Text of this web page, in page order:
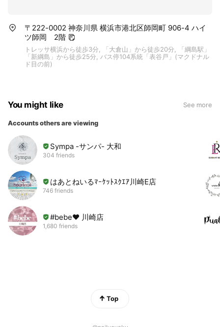
〒222-0002 神奈川県 横浜市港北区師岡町 906-4 ハイ
ツ師岡 2階
トレッサ横浜から徒歩3分, 「大倉山」から徒歩20分, 「綱島駅」
「新綱島」から徒歩25分, バス停104系統「表谷戸」(マクドナル
ド目の前)
You might like See more
Accounts others are viewing
Sympa -サンパ- 大和
304 friends
はあとねいるﾏｰｹｯﾄｽｸｴｱ川崎E店
746 friends
#bebe❤︎ 川崎店
1,680 friends
Top